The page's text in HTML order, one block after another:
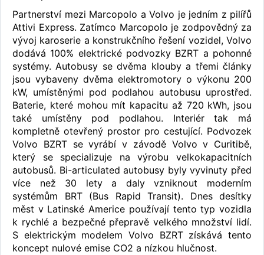
Partnerství mezi Marcopolo a Volvo je jedním z pilířů
Attivi Express. Zatímco Marcopolo je zodpovědný za
vývoj karoserie a konstrukčního řešení vozidel, Volvo
dodává 100% elektrické podvozky BZRT a pohonné
systémy. Autobusy se dvěma klouby a třemi články
jsou vybaveny dvěma elektromotory o výkonu 200
kW, umístěnými pod podlahou autobusu uprostřed.
Baterie, které mohou mít kapacitu až 720 kWh, jsou
také umístěny pod podlahou. Interiér tak má
kompletně otevřený prostor pro cestující. Podvozek
Volvo BZRT se vyrábí v závodě Volvo v Curitibě,
který se specializuje na výrobu velkokapacitních
autobusů. Bi-articulated autobusy byly vyvinuty před
více než 30 lety a daly vzniknout moderním
systémům BRT (Bus Rapid Transit). Dnes desítky
měst v Latinské Americe používají tento typ vozidla
k rychlé a bezpečné přepravě velkého množství lidí.
S elektrickým modelem Volvo BZRT získává tento
koncept nulové emise CO2 a nízkou hlučnost.